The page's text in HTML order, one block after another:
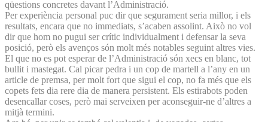
qüestions concretes davant l’Administració.
Per experiència personal puc dir que segurament seria millor, i els
resultats, encara que no immediats, s’acaben assolint. Això no vol
dir que hom no pugui ser crític individualment i defensar la seva
posició, però els avenços són molt més notables seguint altres vies.
El que no es pot esperar de l’Administració són xecs en blanc, tot
bullit i mastegat. Cal picar pedra i un cop de martell a l’any en un
article de premsa, per molt fort que sigui el cop, no fa més que els
copets fets dia rere dia de manera persistent. Els estirabots poden
desencallar coses, però mai serveixen per aconseguir-ne d’altres a
mitjà termini.